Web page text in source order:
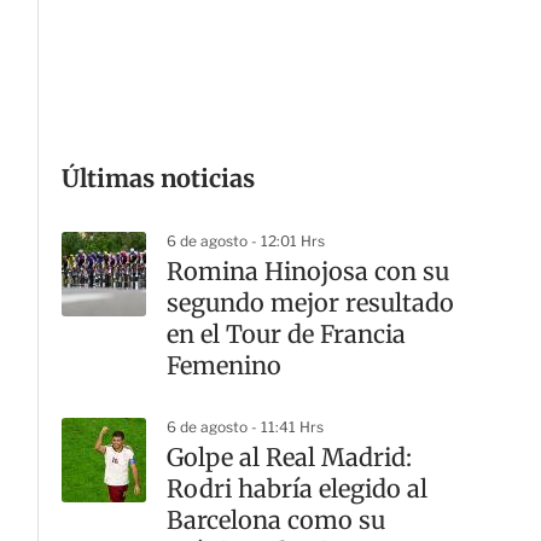
Últimas noticias
6 de agosto - 12:01 Hrs
Romina Hinojosa con su
segundo mejor resultado
en el Tour de Francia
Femenino
6 de agosto - 11:41 Hrs
Golpe al Real Madrid:
Rodri habría elegido al
Barcelona como su